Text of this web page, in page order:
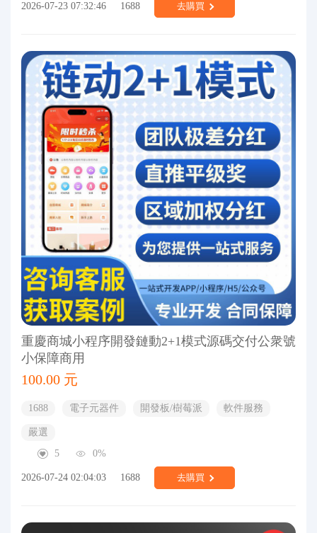
2026-07-23 07:32:46 1688 去購買
重慶商城小程序開發鏈動2+1模式源碼交付公衆號
小保障商用
100.00 元
1688 電子元器件 開發板/樹莓派 軟件服務
嚴選
5
0%
2026-07-24 02:04:03 1688 去購買